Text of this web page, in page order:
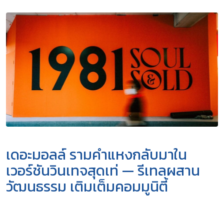
เดอะมอลล์ รามคำแหงกลับมาใน
เวอร์ชันวินเทจสุดเท่ — รีเทลผสาน
วัฒนธรรม เติมเต็มคอมมูนิตี้